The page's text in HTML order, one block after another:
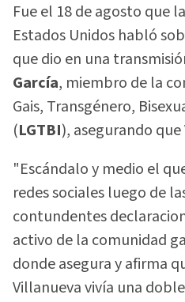
Fue el 18 de agosto que
Estados Unidos habló
que dio en una
García, miembro de la
Gais, Transgénero,
(LGTBI), asegurando
"Escándalo y medio el
redes sociales luego de
contundentes
activo de la comunidad
donde asegura y afirma
Villanueva vivía una